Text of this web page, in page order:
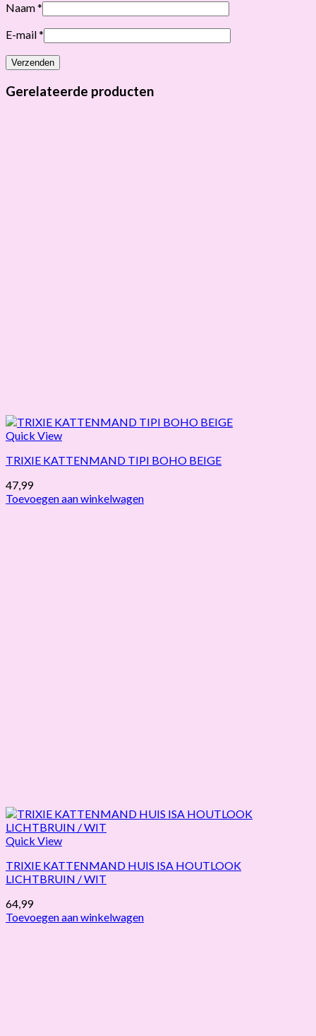
Naam*
E-mail*
Gerelateerde producten
Quick View
TRIXIE KATTENMAND TIPI BOHO BEIGE
47,99
Toevoegen aan winkelwagen
Quick View
TRIXIE KATTENMAND HUIS ISA HOUTLOOK
LICHTBRUIN / WIT
64,99
Toevoegen aan winkelwagen